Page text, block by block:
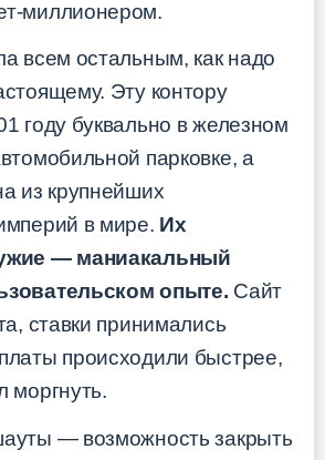
миллионером.
всем остальным, как надо
Эту контору
году буквально в железном
парковке, а
из крупнейших
в мире. Их
— маниакальный
опыте. Сайт
ставки принимались
происходили быстрее,
моргнуть.
— возможность закрыть